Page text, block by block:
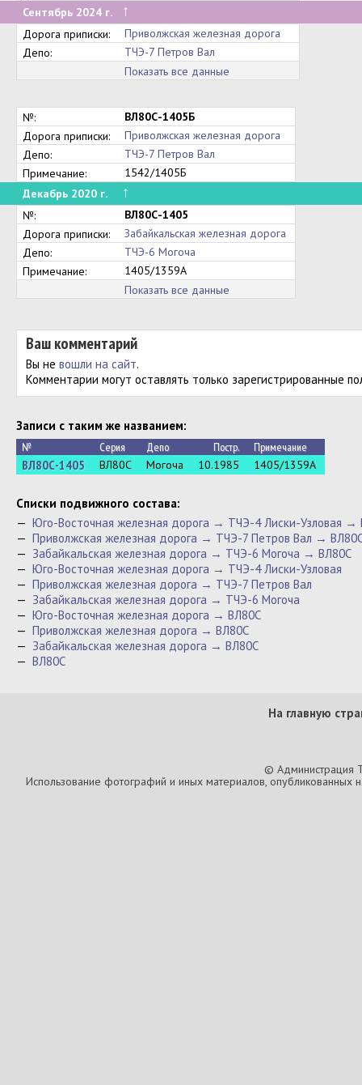
Сентябрь 2024 г.
↑
Дорога приписки:
Приволжская железная дорога
Депо:
ТЧЭ-7 Петров Вал
Показать все данные
№:
ВЛ80С-1405Б
Дорога приписки:
Приволжская железная дорога
Депо:
ТЧЭ-7 Петров Вал
Примечание:
1542/1405Б
Декабрь 2020 г.
↑
№:
ВЛ80С-1405
Дорога приписки:
Забайкальская железная дорога
Депо:
ТЧЭ-6 Могоча
Примечание:
1405/1359А
Показать все данные
Ваш комментарий
Вы не вошли на сайт.
Комментарии могут оставлять только зарегистрированные
Записи с таким же названием:
№ Серия Депо Постр. Примечание
ВЛ80С-1405 ВЛ80С Могоча 10.1985 1405/1359А
Cписки подвижного состава:
— Юго-Восточная железная дорога → ТЧЭ-4 Лиски-Узловая →
— Приволжская железная дорога → ТЧЭ-7 Петров Вал →
— Забайкальская железная дорога → ТЧЭ-6 Могоча → ВЛ80С
— Юго-Восточная железная дорога → ТЧЭ-4 Лиски-Узловая
— Приволжская железная дорога → ТЧЭ-7 Петров Вал
— Забайкальская железная дорога → ТЧЭ-6 Могоча
— Юго-Восточная железная дорога → ВЛ80С
— Приволжская железная дорога → ВЛ80С
— Забайкальская железная дорога → ВЛ80С
— ВЛ80С
На главную
© Администрация
Использование фотографий и иных материалов, опубликованных